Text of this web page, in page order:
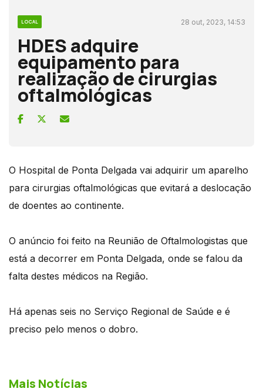
LOCAL 28 out, 2023, 14:53
HDES adquire
equipamento para
realização de cirurgias
oftalmológicas
O Hospital de Ponta Delgada vai adquirir um aparelho
para cirurgias oftalmológicas que evitará a deslocação
de doentes ao continente.
O anúncio foi feito na Reunião de Oftalmologistas que
está a decorrer em Ponta Delgada, onde se falou da
falta destes médicos na Região.
Há apenas seis no Serviço Regional de Saúde e é
preciso pelo menos o dobro.
Mais Notícias